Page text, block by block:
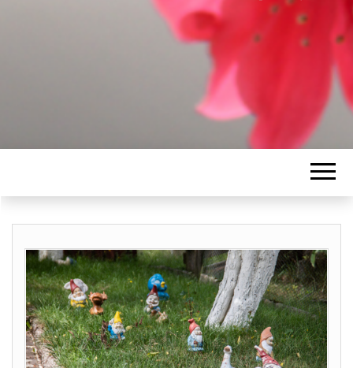
ALICE
BAWGAJ
Les petits mots d'Alice